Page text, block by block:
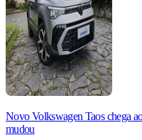
Novo Volkswagen Taos chega
mudou